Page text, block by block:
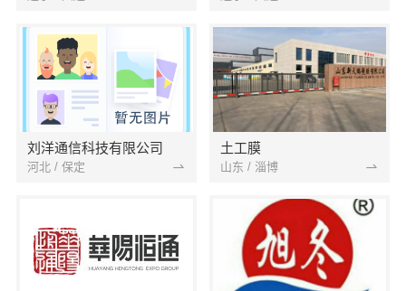
刘洋通信科技有限公司
河北 / 保定
土工膜
山东 / 淄博